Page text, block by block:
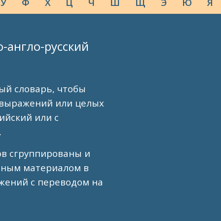
англо-русский
словарь, чтобы
или целых
или с
сгруппированы и
материалом в
с переводом на